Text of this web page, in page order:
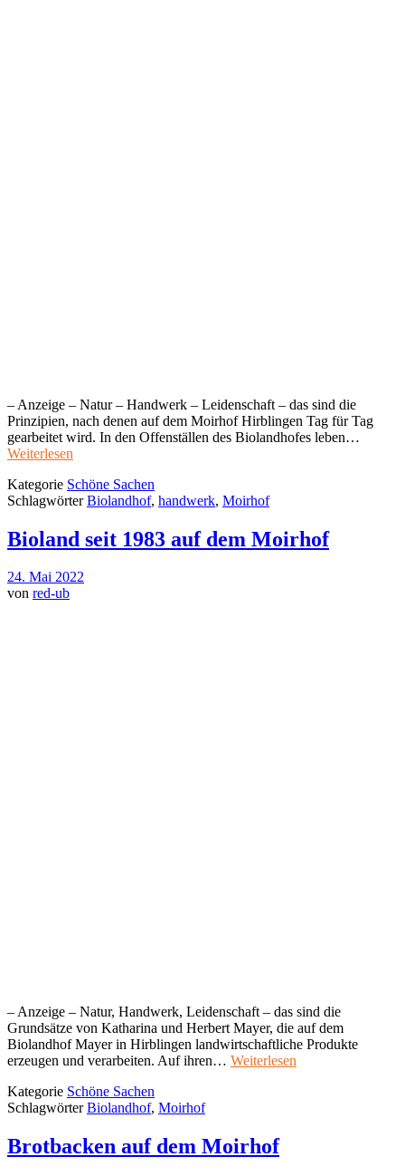
– Anzeige – Natur – Handwerk – Leidenschaft – das sind die
Prinzipien, nach denen auf dem Moirhof Hirblingen Tag für Tag
gearbeitet wird. In den Offenställen des Biolandhofes leben…
Weiterlesen
Kategorie Schöne Sachen
SchlagwörterBiolandhof, handwerk, Moirhof
Bioland seit 1983 auf dem Moirhof
24. Mai 2022
von red-ub
– Anzeige – Natur, Handwerk, Leidenschaft – das sind die
Grundsätze von Katharina und Herbert Mayer, die auf dem
Biolandhof Mayer in Hirblingen landwirtschaftliche Produkte
erzeugen und verarbeiten. Auf ihren… Weiterlesen
Kategorie Schöne Sachen
SchlagwörterBiolandhof, Moirhof
Brotbacken auf dem Moirhof